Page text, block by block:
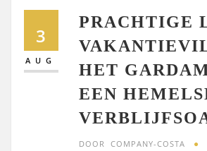
3
AUG
PRACHTIGE
HET
EEN
DOOR COMPANY-COSTA